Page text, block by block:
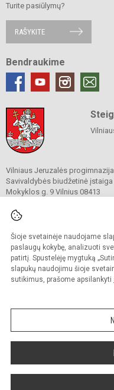
Šioje svetainėje naudojame
paslaugų kokybę, analizuoti
patirtį. Spustelėję mygtuką
slapukų naudojimu šioje
sutikimus, prašome apsilankyti
Turite pasiūlymų?
RAŠYKITE
Bendraukime
Vilniaus Jeruzalės progimnazija
Savivaldybės biudžetinė įstaiga
Mokyklos g. 9 Vilnius 08413
Tel./ faks. (8 5) 269 7203
El. p.
Duomenys kaupiami ir saugomi
Juridinių asmenų registre
Įmonės kodas 190000937
Kopijuoti turinį be raštiško
Prieinamumo
Sumanus būdas
svetainę